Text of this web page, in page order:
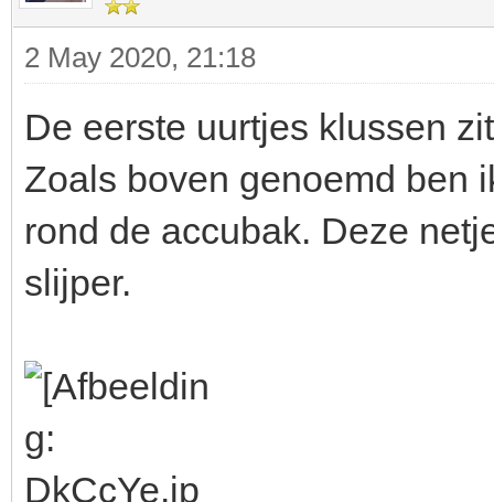
2 May 2020, 21:18
De eerste uurtjes klussen
Zoals boven genoemd ben
rond de accubak. Deze
slijper.